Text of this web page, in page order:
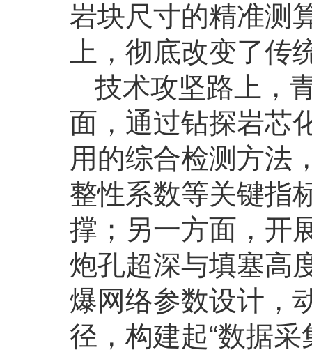
岩块尺寸的精准测
上，彻底改变了传
技术攻坚路上，
面，通过钻探岩芯
用的综合检测方法
整性系数等关键指
撑；另一方面，开
炮孔超深与填塞高
爆网络参数设计，
径，构建起“数据